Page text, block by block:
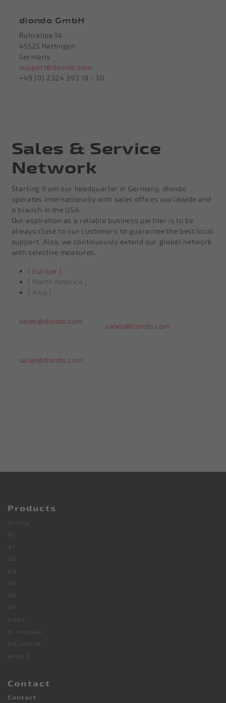
diondo GmbH
Ruhrallee 14
45525 Hattingen
Germany
support@diondo.com
+49 [0] 2324 393 19 - 30
Sales & Service
Network
Starting from our headquarter in Germany, diondo
operates internationally with sales offices worldwide and
a branch in the USA.
Our aspiration as a reliable business partner is to be
always close to our customers to guarantee the best local
support. Also, we continuously extend our global network
with selective measures.
[ Europe ]
[ North America ]
[ Asia ]
sales@diondo.com
sales@diondo.com
sales@diondo.com
Products
dsubµ
d!
d1
d2
d3
d4
d5
d7
linac
d-module
diControl
evo03
Contact
Contact